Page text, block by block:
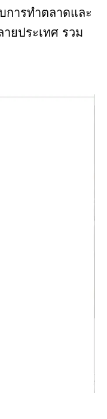
การทำตลาดและ
ยประเทศ รวม